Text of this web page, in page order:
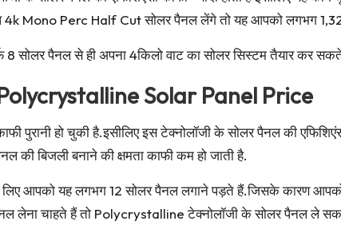
Mono Perc Half Cut सोलर पैनल लेंगे तो यह आपको लगभग
8 सोलर पैनल से ही अपना 4किलो वाट का सोलर सिस्टम तैयार कर
Solar Panel Price
पुरानी हो चुकी है.इसीलिए इस टेक्नोलॉजी के सोलर पैनल की
की बिजली बनाने की क्षमता काफी कम हो जाती है.
लिए आपको यह लगभग 12 सोलर पैनल लगाने पड़ते हैं.जिसके कारण
लेना चाहते हैं तो Polycrystalline टेक्नोलॉजी के सोलर पैनल ले